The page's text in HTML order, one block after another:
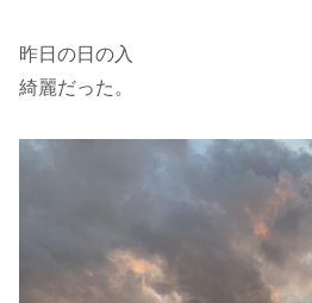
昨日の日の入
綺麗だった。